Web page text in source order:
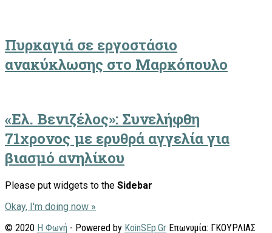
Πυρκαγιά σε εργοστάσιο
ανακύκλωσης στο Μαρκόπουλο
«Ελ. Βενιζέλος»: Συνελήφθη
71χρονος με ερυθρά αγγελία για
βιασμό ανηλίκου
Please put widgets to the Sidebar
Okay, I'm doing now »
© 2020 Η Φωνή - Powered by KoinSEp.Gr Επωνυμία: ΓΚΟΥΡΛΙΑΣ